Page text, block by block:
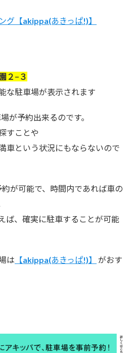
グ【akippa(あきっぱ!)】
２−３
な駐車場が表示されます
が予約出来るのです。
すことや
車という状況にもならないので
が可能で、時間内であれば車の
ば、確実に駐車することが可能
は 【akippa(あきっぱ!)】
がおす